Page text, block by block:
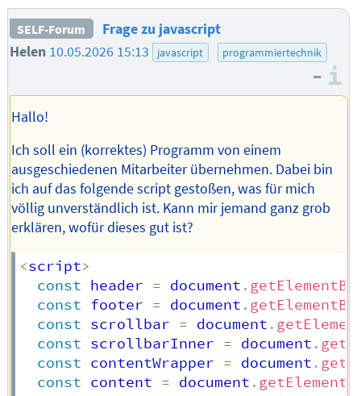
SELF-Forum
Frage zu javascript
Helen 10.05.2026 15:13 javascript programmiertechnik
–
Hallo!
Ich soll ein (korrektes) Programm von einem
ausgeschiedenen Mitarbeiter übernehmen. Dabei bin
ich auf das folgende script gestoßen, was für mich
völlig unverständlich ist. Kann mir jemand ganz grob
erklären, wofür dieses gut ist?
<script>
const header = document .
const footer = document .
const scrollbar = document .
const scrollbarInner = document .
const contentWrapper = document .
const content = document .